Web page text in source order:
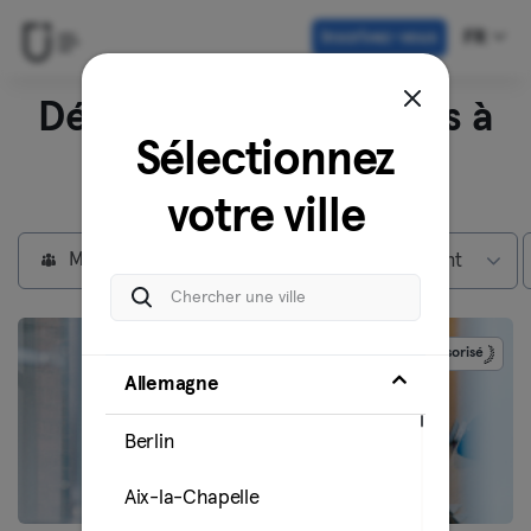
Inscrivez-vous FR
Découvrez nos studios à
Berlin
Max abonnement
Sponsorisé
Sélectionnez
votre ville
Allemagne
Berlin
Aix-la-Chapelle